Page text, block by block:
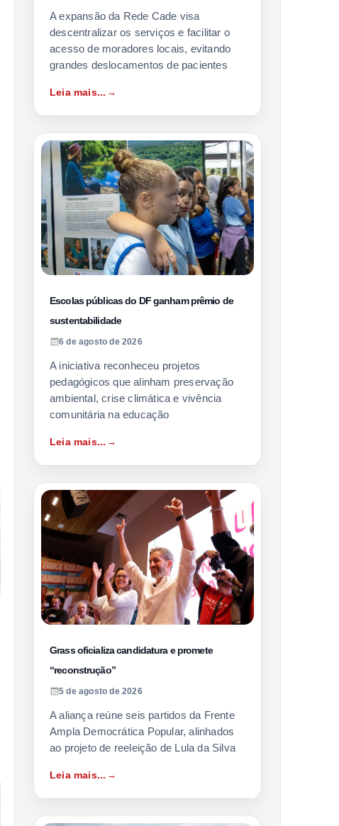
A expansão da Rede Cade visa
descentralizar os serviços e facilitar o
acesso de moradores locais, evitando
grandes deslocamentos de pacientes
Leia mais...
Escolas públicas do DF ganham prêmio de
sustentabilidade
6 de agosto de 2026
A iniciativa reconheceu projetos
pedagógicos que alinham preservação
ambiental, crise climática e vivência
comunitária na educação
Leia mais...
Grass oficializa candidatura e promete
“reconstrução”
5 de agosto de 2026
A aliança reúne seis partidos da Frente
Ampla Democrática Popular, alinhados
ao projeto de reeleição de Lula da Silva
Leia mais...